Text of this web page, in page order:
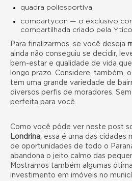
quadra poliesportiva;
compartycon — o exclusivo
compartilhada criado pela
Para finalizarmos, se você deseja
ainda não conseguiu se decidir,
bem-estar e qualidade de vida
longo prazo. Considere, também,
tem uma grande variedade de
diversos perfis de moradores.
perfeita para você.
Como você pôde ver neste post
Londrina, essa é uma das cidades
de oportunidades de todo o
abandona o jeito calmo das
Mostramos também algumas
investimento em imóveis no